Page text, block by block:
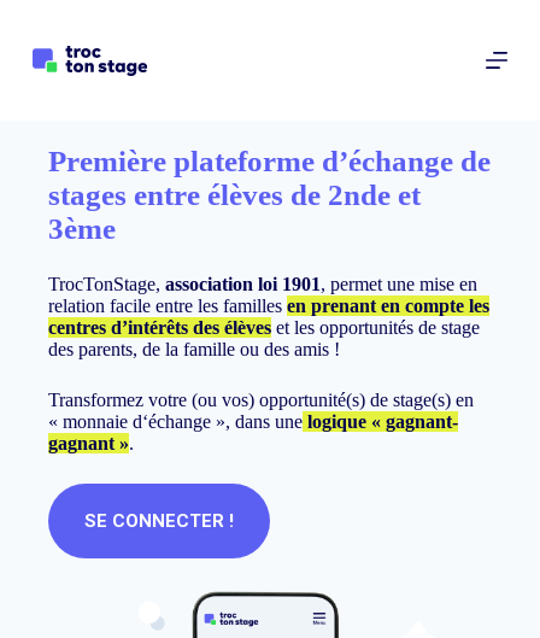
Première plateforme d’échange de
stages entre élèves de 2nde et
3ème
TrocTonStage,association loi 1901, permet une mise en
relation facile entre les famillesen prenant en compte les
centres d’intérêts des élèves et les opportunités de stage
des parents, de la famille ou des amis !
Transformez votre (ou vos) opportunité(s) de stage(s) en
« monnaie d‘échange », dans une logique « gagnant-
gagnant ».
SE CONNECTER !